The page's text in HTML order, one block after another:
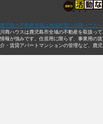
鹿児島の不動産情報は地域密着の川商ハウスへ
川商ハウスは鹿児島市全域の不動産を取扱っ
情報が強みです。住居用に限らず、事業用の
介・賃貸アパートマンションの管理など、鹿